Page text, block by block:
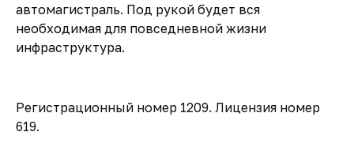
автомагистраль. Под рукой будет вся
необходимая для повседневной жизни
инфраструктура.
Регистрационный номер 1209. Лицензия номер
619.